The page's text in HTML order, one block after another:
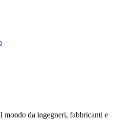
da ingegneri, fabbricanti e